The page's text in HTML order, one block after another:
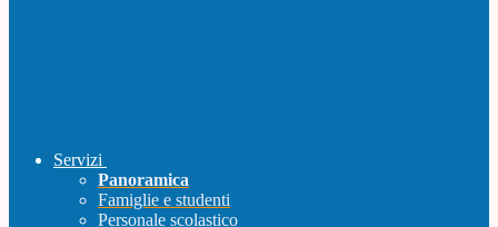
Servizi
Panoramica
Famiglie e studenti
Personale scolastico